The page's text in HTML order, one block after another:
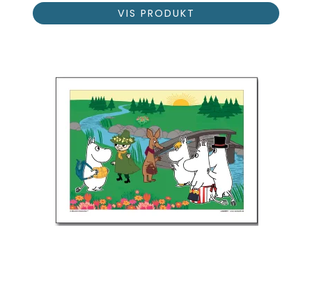
VIS PRODUKT